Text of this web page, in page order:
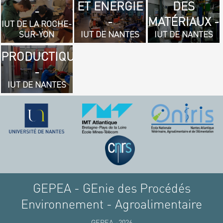
-
IUT DE LA ROCHE-
SUR-YON
ET ENERGIE
-
IUT DE NANTES
DES
MATÉRIAUX -
IUT DE NANTES
- GÉNIE
MÉCANIQUE
ET
PRODUCTIQUE
-
IUT DE NANTES
GEPEA - GEnie des Procédés
Environnement - Agroalimentaire